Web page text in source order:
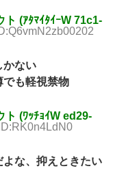
(ｱﾀﾏｲﾀｲｰW 71c1-
かない
でも軽視禁物
(ﾜｯﾁｮｲW ed29-
な、抑えときたい